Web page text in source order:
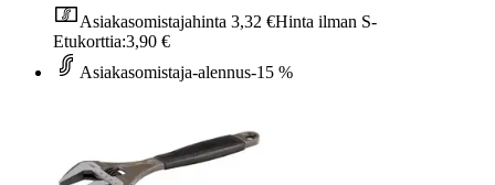
Asiakasomistajahinta 3,32 €Hinta ilman S-
Etukorttia:3,90 €
Asiakasomistaja-alennus-15 %